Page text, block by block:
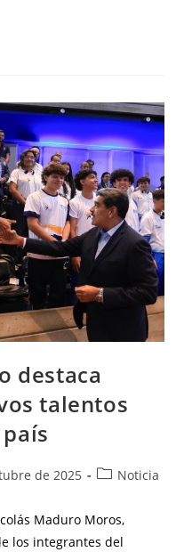
destaca
talentos
de 2025 Noticia
Maduro Moros,
los integrantes del